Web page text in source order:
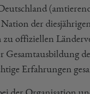
der
zu offiziellen
Gesamtausbildung
Erfahrungen